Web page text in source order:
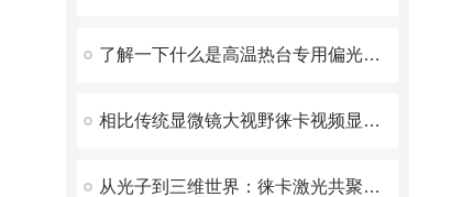
了解一下什么是高温热台专用偏光显微镜吧
相比传统显微镜大视野徕卡视频显微镜具有更高的的图像质量
从光子到三维世界：徕卡激光共聚焦显微镜如何重构微观宇宙